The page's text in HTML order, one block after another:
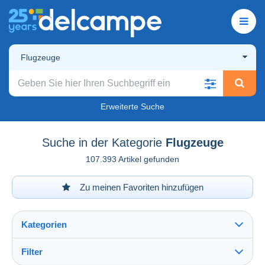
Flugzeuge
Erweiterte Suche
Suche in der Kategorie Flugzeuge
107.393 Artikel gefunden
Zu meinen Favoriten hinzufügen
Kategorien
Filter